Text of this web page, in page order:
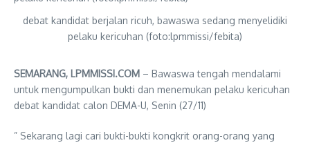
debat kandidat berjalan ricuh, bawaswa sedang menyelidiki
pelaku kericuhan (foto:lpmmissi/febita)
SEMARANG, LPMMISSI.COM – Bawaswa tengah mendalami
untuk mengumpulkan bukti dan menemukan pelaku kericuhan
debat kandidat calon DEMA-U, Senin (27/11)
” Sekarang lagi cari bukti-bukti kongkrit orang-orang yang